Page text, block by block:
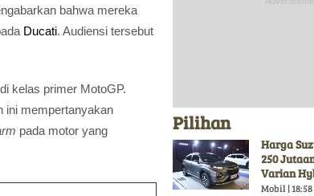
bahwa mereka
Ducati. Audiensi tersebut
di kelas primer MotoGP.
ini mempertanyakan
pada motor yang
Pilihan
Harga
250
Varian
Mobil |